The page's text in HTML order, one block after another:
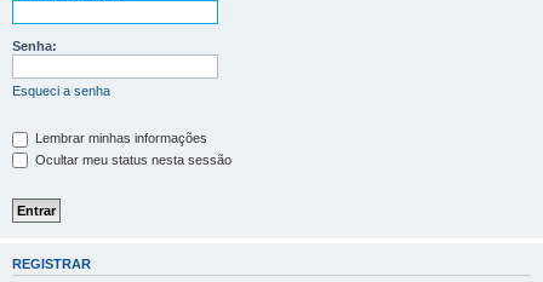
Senha:
Esqueci a senha
Lembrar minhas informações
Ocultar meu status nesta sessão
REGISTRAR